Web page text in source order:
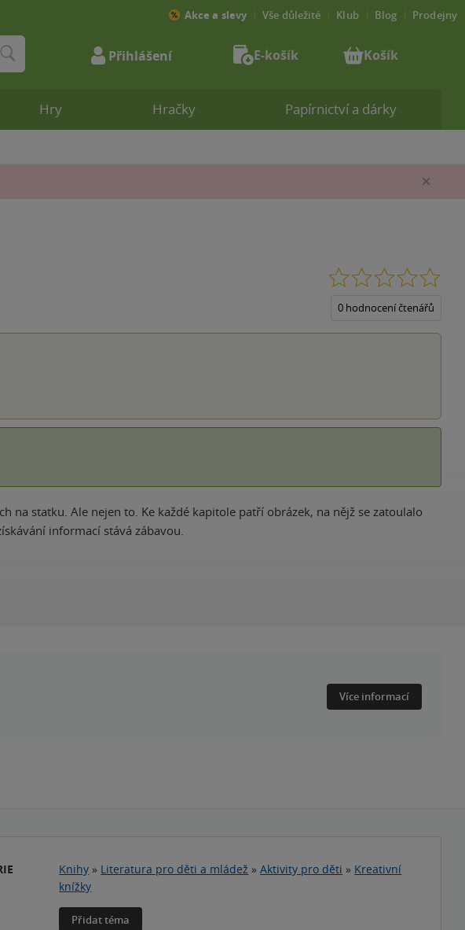
0 hodnocení čtenářů
na statku. Ale nejen to. Ke každé kapitole patří obrázek, na nějž se zatoulalo
informací stává zábavou.
Více informací
Knihy » Literatura pro děti a mládež »Aktivity pro děti » Kreativní
knížky
Přidat téma
Hry Hračky Papírnictví a dárky
Akce a slevy Vše důležité Klub Blog Prodejny
Přihlášení E-košík Košík